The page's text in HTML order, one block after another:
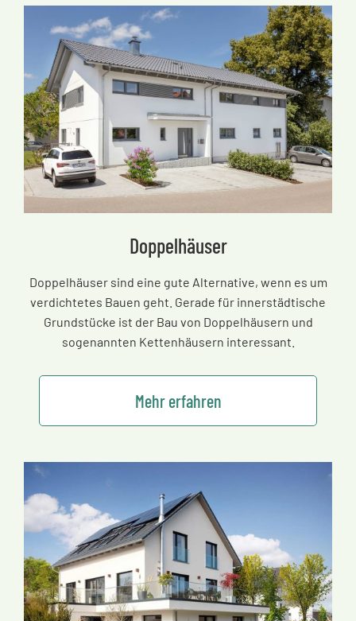
Doppelhäuser
Doppelhäuser sind eine gute Alternative, wenn es um
verdichtetes Bauen geht. Gerade für innerstädtische
Grundstücke ist der Bau von Doppelhäusern und
sogenannten Kettenhäusern interessant.
Mehr erfahren